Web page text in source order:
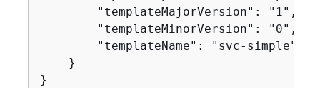
        "templateMajorVersion": "1",
        "templateMinorVersion": "0",
        "templateName": "svc-simple"
    }
}